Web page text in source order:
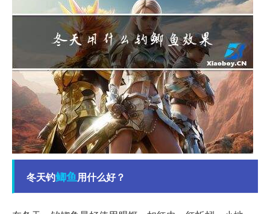
冬天钓鲫鱼用什么好？